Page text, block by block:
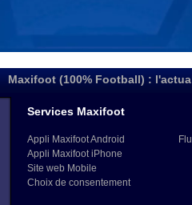
Maxifoot (100% Football) :
Services Maxifoot
Appli Maxifoot Android
Appli Maxifoot iPhone
Site web Mobile
Choix de consentement